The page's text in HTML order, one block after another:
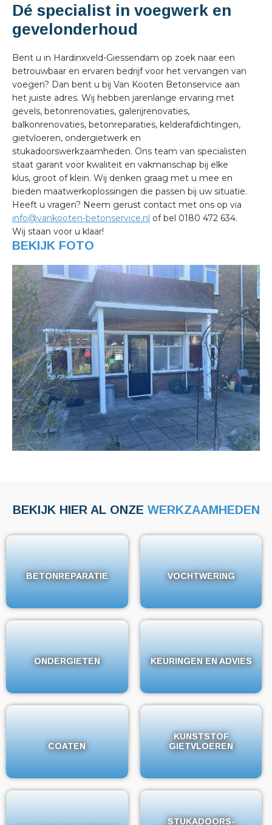
Dé specialist in voegwerk en
gevelonderhoud
Bent u in Hardinxveld-Giessendam op zoek naar een
betrouwbaar en ervaren bedrijf voor het vervangen van
voegen? Dan bent u bij Van Kooten Betonservice aan
het juiste adres. Wij hebben jarenlange ervaring met
gevels, betonrenovaties, galerijrenovaties,
balkonrenovaties, betonreparaties, kelderafdichtingen,
gietvloeren, ondergietwerk en
stukadoorswerkzaamheden. Ons team van specialisten
staat garant voor kwaliteit en vakmanschap bij elke
klus, groot of klein. Wij denken graag met u mee en
bieden maatwerkoplossingen die passen bij uw situatie.
Heeft u vragen? Neem gerust contact met ons op via
info@vankooten-betonservice.nl of bel 0180 472 634.
Wij staan voor u klaar!
BEKIJK FOTO
BEKIJK HIER AL ONZE WERKZAAMHEDEN
BETONREPARATIE
BETONREPARATIE VOCHTWERING
VOCHTWERING
ONDERGIETEN
ONDERGIETEN KEURINGEN EN ADVIES
KEURINGEN EN ADVIES
COATEN
COATEN
KUNSTSTOF
GIETVLOEREN
KUNSTSTOF
GIETVLOEREN
STUKADOORS-
STUKADOORS-